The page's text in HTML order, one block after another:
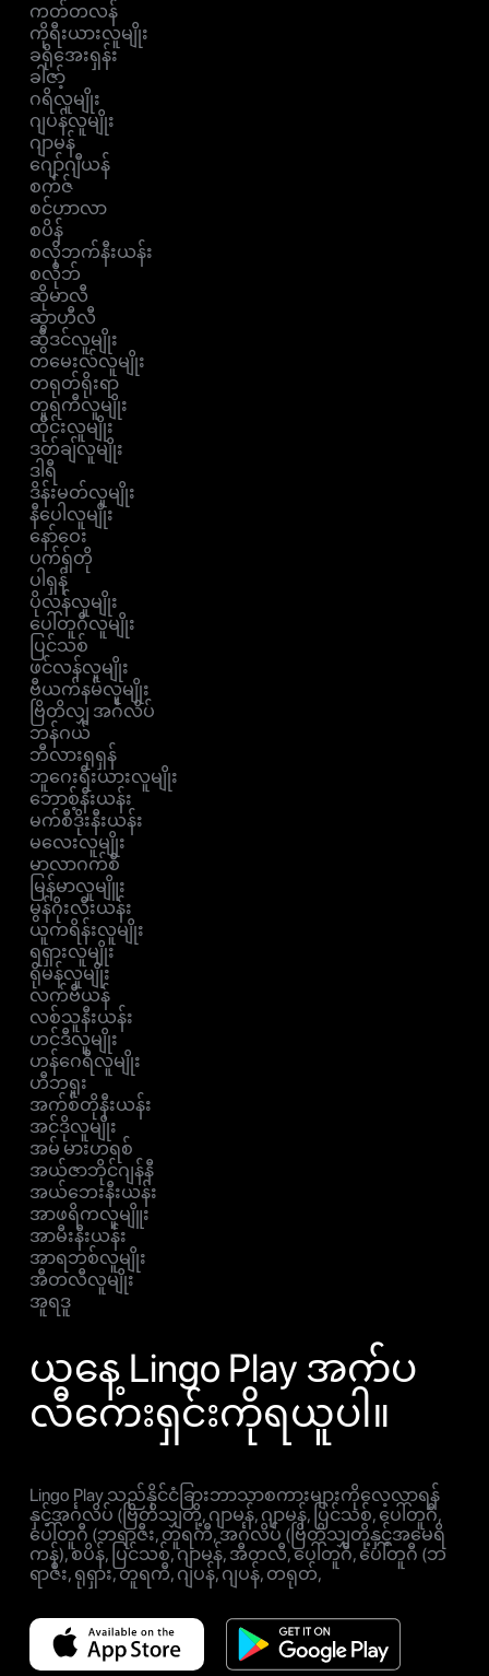
ကတ်တလန်
ကိုရီးယားလူမျိုး
ခရိုအေးရှန်း
ခါဇာ့်
ဂရိလူမျိုး
ဂျပန်လူမျိုး
ဂျာမန်
ဂျော်ဂျီယန်
စက်ဇ်
စင်ဟာလာ
စပိန်
စလိုဘက်နီးယန်း
စလိုဘ်
ဆိုမာလီ
ဆွာဟီလီ
ဆွီဒင်လူမျိုး
တမေးလ်လူမျိုး
တရုတ်ရိုးရာ
တူရကီလူမျိုး
ထိုင်းလူမျိုး
ဒတ်ချ်လူမျိုး
ဒါရီ
ဒိန်းမတ်လူမျိုး
နီပေါလူမျိုး
နော်ဝေး
ပက်ရှ်တို
ပါရှန်
ပိုလန်လူမျိုး
ပေါ်တူဂီလူမျိုး
ပြင်သစ်
ဖင်လန်လူမျိုး
ဗီယက်နမ်လူမျိုး
ဗြိတိလျှ အင်္ဂလိပ်
ဘန်ဂယ်
ဘီလားရုရှန်
ဘူဂေးရီးယားလူမျိုး
ဘောစ့်နီးယန်း
မက်စီဒိုးနီးယန်း
မလေးလူမျိုး
မာလာဂက်စီ
မြန်မာလူမျိူး
မွန်ဂိုးလီးယန်း
ယူကရိန်းလူမျိုး
ရရှားလူမျိုး
ရိုမန်လူမျိုး
လက်ဗီယန်
လစ်သူနီးယန်း
ဟင်ဒီလူမျိုး
ဟန်ဂေရီလူမျိုး
ဟီဘရူး
အက်စ်တိုနီးယန်း
အင်ဒိုလူမျိုး
အမ် မားဟရစ်
အယ်ဇာဘိုင်ဂျန်နီ
အယ်ဘေးနီးယန်း
အာဖရိကလူမျိူး
အာမီးနီးယန်း
အာရဘစ်လူမျိုး
အီတလီလူမျိုး
အူရဒူ
ယနေ့ Lingo Play အက်ပ
လီကေးရှင်းကိုရယူပါ။
Lingo Play သည်နိုင်ငံခြားဘာသာစကားများကိုလေ့လာရန်
နှင့်အင်္ဂလိပ် (ဗြိတိသျှတို့, ဂျာမန်, ဂျာမန်, ပြင်သစ်, ပေါ်တူဂီ,
ပေါ်တူဂီ (ဘရာဇီး, တူရကီ, အင်္ဂလိပ် (ဗြိတိသျှတို့နှင့်အမေရိ
ကန်), စပိန်, ပြင်သစ်, ဂျာမန်, အီတလီ, ပေါ်တူဂီ, ပေါ်တူဂီ (ဘ
ရာဇီး, ရုရှား, တူရကီ, ဂျပန်, ဂျပန်, တရုတ်,